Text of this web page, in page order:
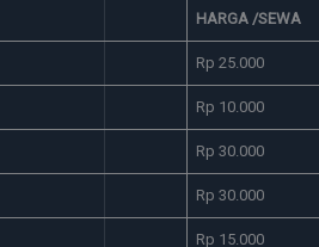
HARGA /SEWA
Rp 25.000
Rp 10.000
Rp 30.000
Rp 30.000
Rp 15.000